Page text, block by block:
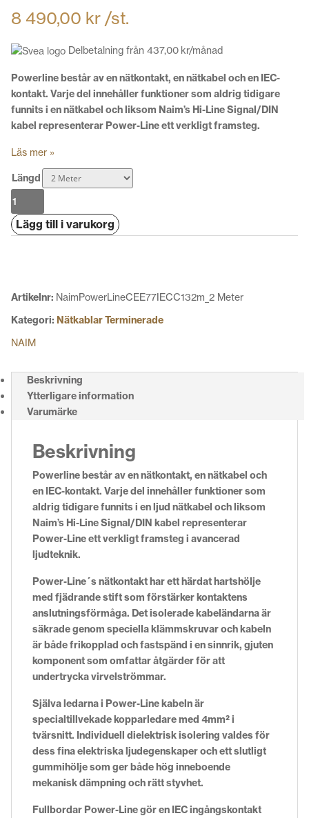
8 490,00 kr /st.
Delbetalning från 437,00 kr/månad
Powerline består av en nätkontakt, en nätkabel och en IEC-
kontakt. Varje del innehåller funktioner som aldrig tidigare
funnits i en nätkabel och liksom Naim’s Hi-Line Signal/DIN
kabel representerar Power-Line ett verkligt framsteg.
Läs mer »
Längd
Naim
PowerLine
CEE
C13
mängd
Lägg till i varukorg
Artikelnr: NaimPowerLineCEE77IECC132m_2 Meter
Kategori: Nätkablar Terminerade
NAIM
Beskrivning
Ytterligare information
Varumärke
Beskrivning
Powerline består av en nätkontakt, en nätkabel och
en IEC-kontakt. Varje del innehåller funktioner som
aldrig tidigare funnits i en ljud nätkabel och liksom
Naim’s Hi-Line Signal/DIN kabel representerar
Power-Line ett verkligt framsteg i avancerad
ljudteknik.
Power-Line´s nätkontakt har ett härdat hartshölje
med fjädrande stift som förstärker kontaktens
anslutningsförmåga. Det isolerade kabeländarna är
säkrade genom speciella klämmskruvar och kabeln
är både frikopplad och fastspänd i en sinnrik, gjuten
komponent som omfattar åtgärder för att
undertrycka virvelströmmar.
Själva ledarna i Power-Line kabeln är
specialtillvekade kopparledare med 4mm² i
tvärsnitt. Individuell dielektrisk isolering valdes för
dess fina elektriska ljudegenskaper och ett slutligt
gummihölje som ger både hög inneboende
mekanisk dämpning och rätt styvhet.
Fullbordar Power-Line gör en IEC ingångskontakt